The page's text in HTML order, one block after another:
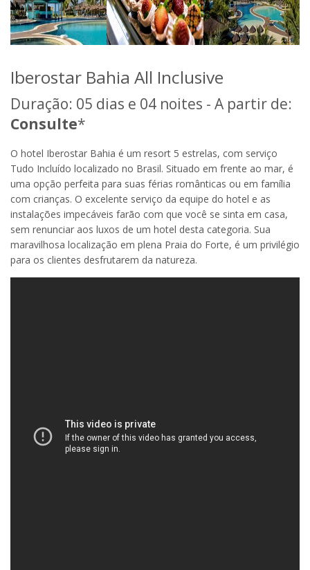
Iberostar Bahia All Inclusive
Duração: 05 dias e 04 noites - A partir de:
Consulte*
O hotel Iberostar Bahia é um resort 5 estrelas, com serviço
Tudo Incluído localizado no Brasil. Situado em frente ao mar, é
uma opção perfeita para suas férias românticas ou em família
com crianças. O excelente serviço da equipe do hotel e as
instalações impecáveis farão com que você se sinta em casa,
sem renunciar aos luxos de um hotel desta categoria. Sua
maravilhosa localização em plena Praia do Forte, é um privilégio
para os clientes desfrutarem da natureza.